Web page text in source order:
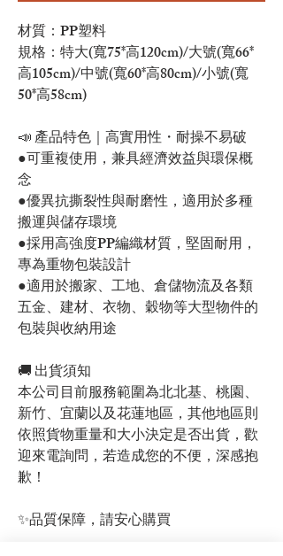
材質：PP塑料
規格：特大(寬75*高120cm)/大號(寬66*
高105cm)/中號(寬60*高80cm)/小號(寬
50*高58cm)
📣 產品特色｜高實用性・耐操不易破
●可重複使用，兼具經濟效益與環保概
念
●優異抗撕裂性與耐磨性，適用於多種
搬運與儲存環境
●採用高強度PP編織材質，堅固耐用，
專為重物包裝設計
●適用於搬家、工地、倉儲物流及各類
五金、建材、衣物、穀物等大型物件的
包裝與收納用途
🚚 出貨須知
本公司目前服務範圍為北北基、桃園、
新竹、宜蘭以及花蓮地區，其他地區則
依照貨物重量和大小決定是否出貨，歡
迎來電詢問，若造成您的不便，深感抱
歉！
✨品質保障，請安心購買